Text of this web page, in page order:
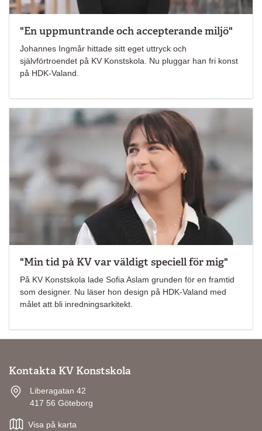
"En uppmuntrande och accepterande miljö"
Johannes Ingmår hittade sitt eget uttryck och
självförtroendet på KV Konstskola. Nu pluggar han fri konst
på HDK-Valand.
"Min tid på KV var väldigt speciell för mig"
På KV Konstskola lade Sofia Aslam grunden för en framtid
som designer. Nu läser hon design på HDK-Valand med
målet att bli inredningsarkitekt.
Kontakta KV Konstskola
Liberagatan 42
417 56 Göteborg
Visa på karta